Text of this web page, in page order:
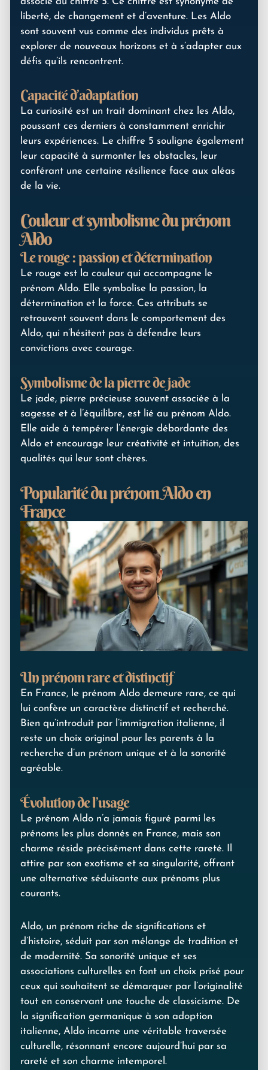
liberté, de changement et d’aventure. Les Aldo
sont souvent vus comme des individus prêts à
explorer de nouveaux horizons et à s’adapter aux
défis qu’ils rencontrent.
Capacité d’adaptation
La curiosité est un trait dominant chez les Aldo,
poussant ces derniers à constamment enrichir
leurs expériences. Le chiffre 5 souligne également
leur capacité à surmonter les obstacles, leur
conférant une certaine résilience face aux aléas
de la vie.
Couleur et symbolisme du prénom
Aldo
Le rouge : passion et détermination
Le rouge est la couleur qui accompagne le
prénom Aldo. Elle symbolise la passion, la
détermination et la force. Ces attributs se
retrouvent souvent dans le comportement des
Aldo, qui n’hésitent pas à défendre leurs
convictions avec courage.
Symbolisme de la pierre de jade
Le jade, pierre précieuse souvent associée à la
sagesse et à l’équilibre, est lié au prénom Aldo.
Elle aide à tempérer l’énergie débordante des
Aldo et encourage leur créativité et intuition, des
qualités qui leur sont chères.
Popularité du prénom Aldo en
France
Un prénom rare et distinctif
En France, le prénom Aldo demeure rare, ce qui
lui confère un caractère distinctif et recherché.
Bien qu’introduit par l’immigration italienne, il
reste un choix original pour les parents à la
recherche d’un prénom unique et à la sonorité
agréable.
Évolution de l’usage
Le prénom Aldo n’a jamais figuré parmi les
prénoms les plus donnés en France, mais son
charme réside précisément dans cette rareté. Il
attire par son exotisme et sa singularité, offrant
une alternative séduisante aux prénoms plus
courants.
Aldo, un prénom riche de significations et
d’histoire, séduit par son mélange de tradition et
de modernité. Sa sonorité unique et ses
associations culturelles en font un choix prisé pour
ceux qui souhaitent se démarquer par l’originalité
tout en conservant une touche de classicisme. De
la signification germanique à son adoption
italienne, Aldo incarne une véritable traversée
culturelle, résonnant encore aujourd’hui par sa
rareté et son charme intemporel.